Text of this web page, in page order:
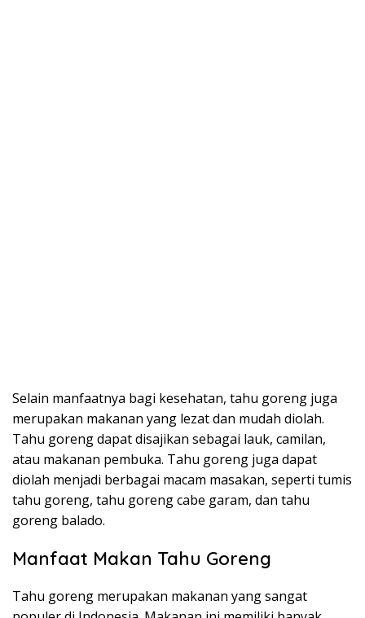
Selain manfaatnya bagi kesehatan, tahu goreng juga
merupakan makanan yang lezat dan mudah diolah.
Tahu goreng dapat disajikan sebagai lauk, camilan,
atau makanan pembuka. Tahu goreng juga dapat
diolah menjadi berbagai macam masakan, seperti tumis
tahu goreng, tahu goreng cabe garam, dan tahu
goreng balado.
Manfaat Makan Tahu Goreng
Tahu goreng merupakan makanan yang sangat